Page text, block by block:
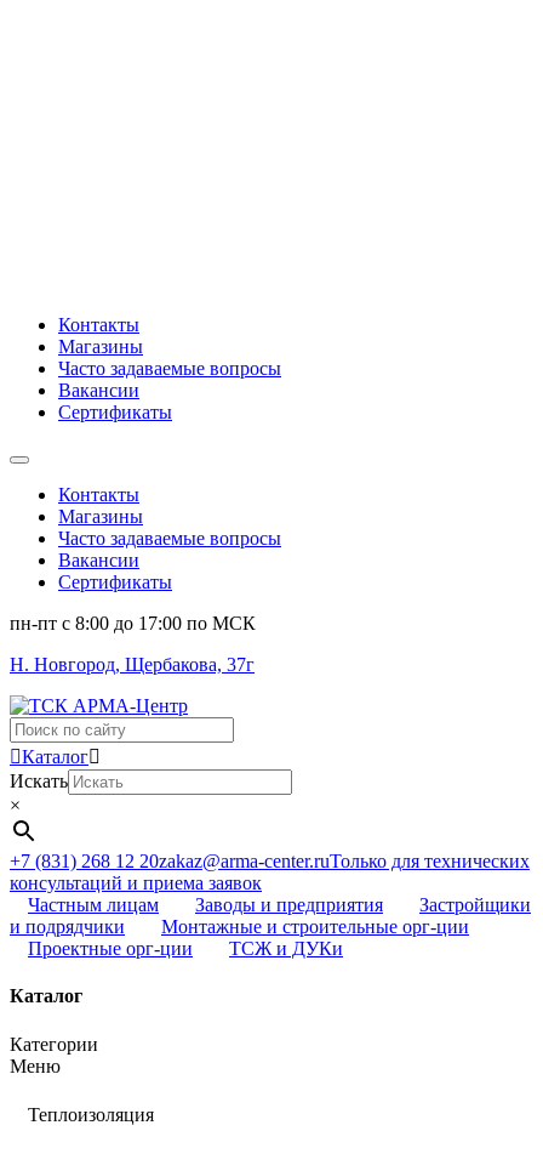
Контакты
Магазины
Часто задаваемые вопросы
Вакансии
Сертификаты
Контакты
Магазины
Часто задаваемые вопросы
Вакансии
Сертификаты
пн-пт c 8:00 до 17:00 по МСК
Н. Новгород, Щербакова, 37г
Поиск
...Каталог
Искать
×
+7 (831) 268 12 20zakaz@arma-center.ruТолько для технических
консультаций и приема заявок
Частным лицам
Заводы и предприятия
Застройщики
и подрядчики
Монтажные и строительные орг-ции
Проектные орг-ции
ТСЖ и ДУКи
Каталог
Категории
Меню
Теплоизоляция